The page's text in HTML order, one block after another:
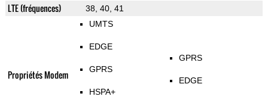
LTE (fréquences) 38, 40, 41
Propriétés Modem
UMTS
EDGE
GPRS
HSPA+
GPRS
EDGE